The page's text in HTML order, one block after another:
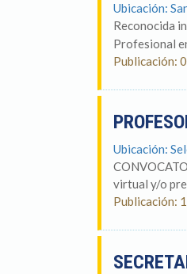
Ubicación:
Reconocida
Profesional
Publicación:
Ubicación:
virtual y/o
Publicación: